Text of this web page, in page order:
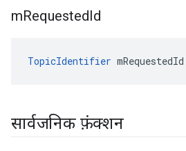
mRequestedId
TopicIdentifier mRequestedId
सार्वजनिक फ़ंक्शन